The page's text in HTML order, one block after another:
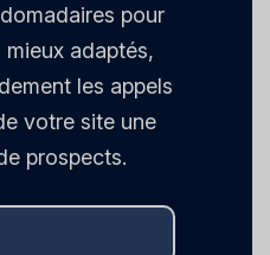
pour
adaptés,
les appels
votre site une
prospects.